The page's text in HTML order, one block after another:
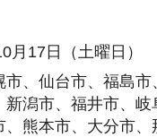
月17日（土曜日）
、仙台市、福島市
潟市、福井市、岐
、熊本市、大分市、